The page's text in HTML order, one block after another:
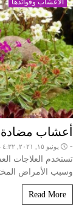
الأعشاب وفوائدها
أعشاب
- يونيو ١٥, ٢٠٢١, ٤:٣٢ ص
تستخدم العلاجات
وسبب الأمراض
Read More